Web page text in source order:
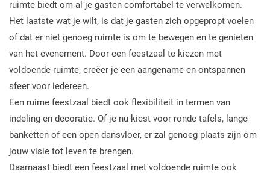
ruimte biedt om al je gasten comfortabel te verwelkomen.
Het laatste wat je wilt, is dat je gasten zich opgepropt voelen
of dat er niet genoeg ruimte is om te bewegen en te genieten
van het evenement. Door een feestzaal te kiezen met
voldoende ruimte, creëer je een aangename en ontspannen
sfeer voor iedereen.
Een ruime feestzaal biedt ook flexibiliteit in termen van
indeling en decoratie. Of je nu kiest voor ronde tafels, lange
banketten of een open dansvloer, er zal genoeg plaats zijn om
jouw visie tot leven te brengen.
Daarnaast biedt een feestzaal met voldoende ruimte ook